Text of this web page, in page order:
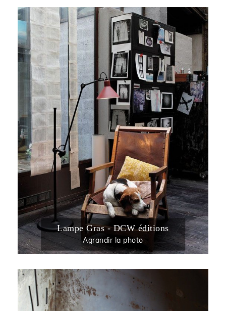
Lampe Gras - DCW éditions
Agrandir la photo